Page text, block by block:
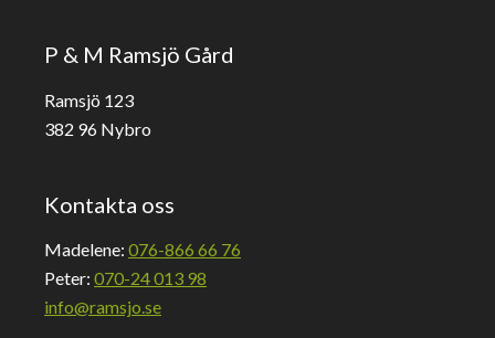
P & M Ramsjö Gård
Ramsjö 123
382 96 Nybro
Kontakta oss
Madelene: 076-866 66 76
Peter: 070-24 013 98
info@ramsjo.se